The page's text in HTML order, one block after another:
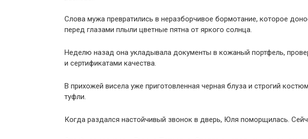
Слова мужа превратились в неразборчивое бормотание, которое
перед глазами плыли цветные пятна от яркого солнца.
Неделю назад она укладывала документы в кожаный портфель,
и сертификатами качества.
В прихожей висела уже приготовленная черная блуза и строгий
туфли.
Когда раздался настойчивый звонок в дверь, Юля поморщилась.